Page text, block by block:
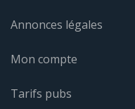
Annonces légales
Mon compte
Tarifs pubs